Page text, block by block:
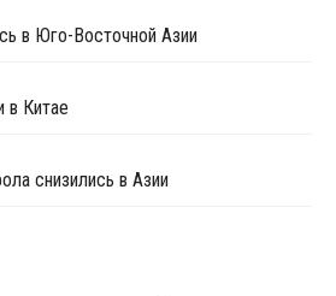
в Юго-Восточной Азии
в Китае
снизились в Азии